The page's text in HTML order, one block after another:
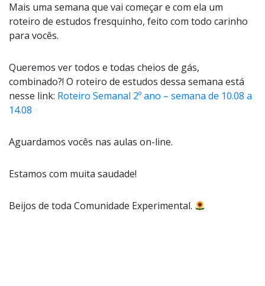
Mais uma semana que vai começar e com ela um
roteiro de estudos fresquinho, feito com todo carinho
para vocês.
Queremos ver todos e todas cheios de gás,
combinado?! O roteiro de estudos dessa semana está
nesse link: Roteiro Semanal 2º ano – semana de 10.08 a
14.08
Aguardamos vocês nas aulas on-line.
Estamos com muita saudade!
Beijos de toda Comunidade Experimental.